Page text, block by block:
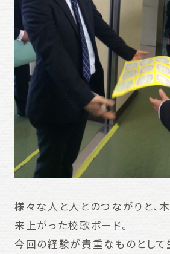
様々な人と人とのつながりと、
来上がった校歌ボード。
今回の経験が貴重なものとし